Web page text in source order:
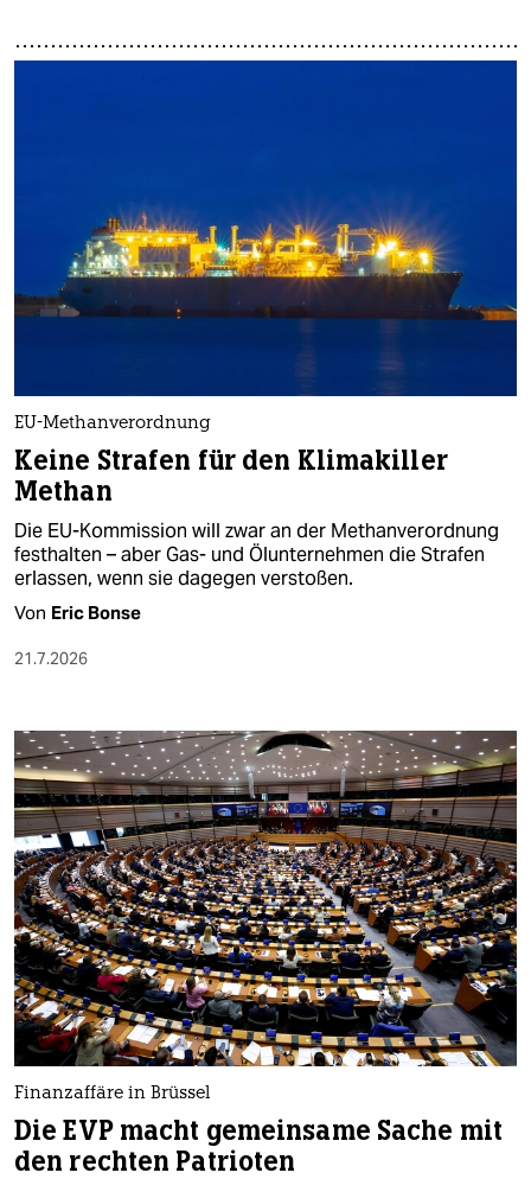
EU-Methanverordnung
Keine Strafen für den Klimakiller
Methan
Die EU-Kommission will zwar an der Methanverordnung
festhalten – aber Gas- und Ölunternehmen die Strafen
erlassen, wenn sie dagegen verstoßen.
Von Eric Bonse
21.7.2026
Finanzaffäre in Brüssel
Die EVP macht gemeinsame Sache mit
den rechten Patrioten